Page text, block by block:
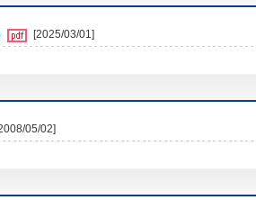
[2025/03/01]
05/02]